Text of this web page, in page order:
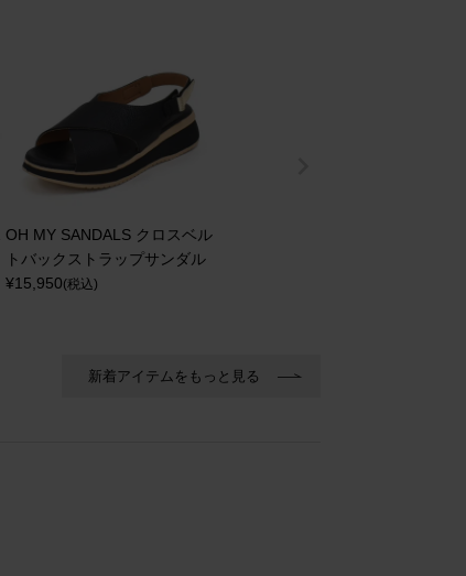
OH MY SANDALS クロスベル
トバックストラップサンダル
¥15,950(税込)
新着アイテムをもっと見る